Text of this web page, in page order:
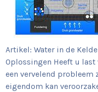
Artikel: Water in de
Oplossingen Heeft u
een vervelend probleem
eigendom kan